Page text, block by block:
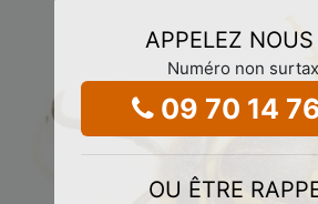
APPELEZ
Numéro non
09 70 14
OU ÊTRE